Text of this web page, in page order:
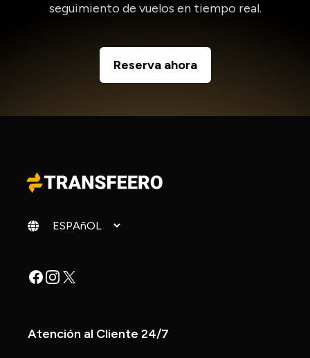
seguimiento de vuelos en tiempo real.
Reserva ahora
Cambiar idioma
Facebook
Instagram
X
Atención al Cliente 24/7